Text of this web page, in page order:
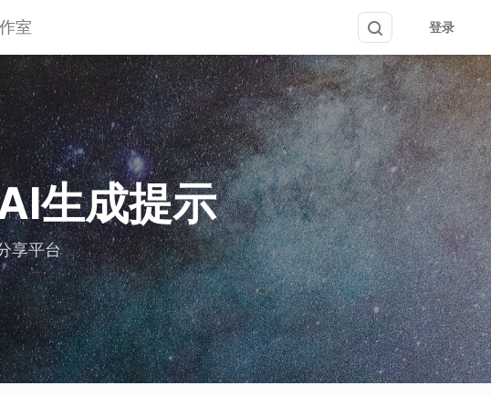
室 登录
生成提示
享平台